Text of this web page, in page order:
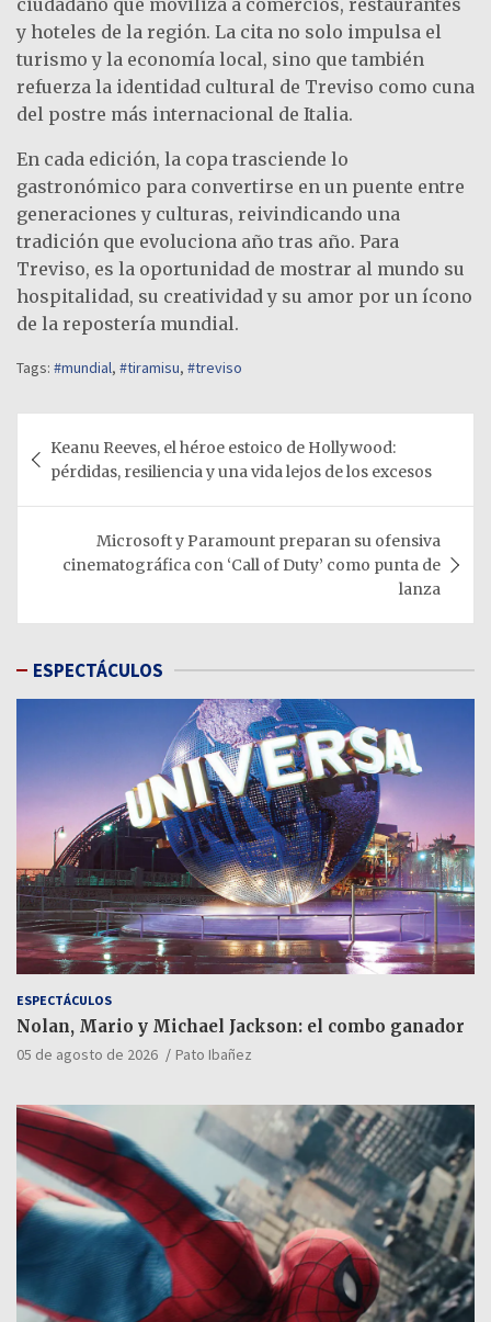
y hoteles de la región. La cita no solo impulsa el
turismo y la economía local, sino que también
refuerza la identidad cultural de Treviso como cuna
del postre más internacional de Italia.
En cada edición, la copa trasciende lo
gastronómico para convertirse en un puente entre
generaciones y culturas, reivindicando una
tradición que evoluciona año tras año. Para
Treviso, es la oportunidad de mostrar al mundo su
hospitalidad, su creatividad y su amor por un ícono
de la repostería mundial.
Tags: #mundial, #tiramisu, #treviso
de
entradas
Keanu Reeves, el héroe estoico de Hollywood:
pérdidas, resiliencia y una vida lejos de los excesos
Microsoft y Paramount preparan su ofensiva
cinematográfica con ‘Call of Duty’ como punta de
lanza
ESPECTÁCULOS
ESPECTÁCULOS
Nolan, Mario y Michael Jackson: el combo ganador
05 de agosto de 2026 Pato Ibañez